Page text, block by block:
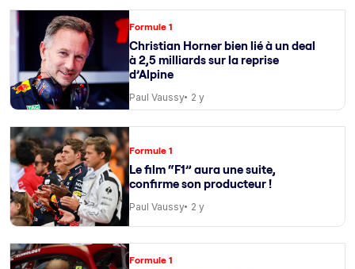
Formule 1
Christian Horner bien lié à un deal
à 2,5 milliards sur la reprise
d’Alpine
Paul Vaussy 2 y
Formule 1
Le film “F1” aura une suite,
confirme son producteur !
Paul Vaussy 2 y
Formule 1